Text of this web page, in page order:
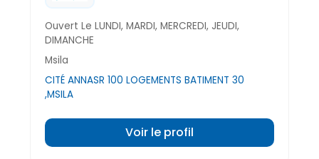
Ouvert Le LUNDI, MARDI, MERCREDI, JEUDI,
DIMANCHE
Msila
CITÉ ANNASR 100 LOGEMENTS BATIMENT 30
,MSILA
Voir le profil